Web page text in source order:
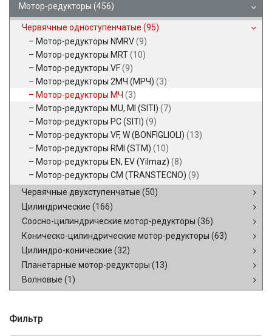
Мотор-редукторы (456)
Червячные одноступенчатые (95)
Мотор-редукторы NMRV(9)
Мотор-редукторы MRT(10)
Мотор-редукторы VF(9)
Мотор-редукторы 2МЧ (МРЧ) (3)
Мотор-редукторы МЧ (3)
Мотор-редукторы MU, MI (SITI) (7)
Мотор-редукторы PC (SITI) (9)
Мотор-редукторы VF, W (BONFIGLIOLI) (13)
Мотор-редукторы RMI (STM) (10)
Мотор-редукторы EN, EV (Yilmaz) (8)
Мотор-редукторы CM (TRANSTECNO) (9)
Червячные двухступенчатые (50)
Цилиндрические (166)
Соосно-цилиндрические мотор-редукторы (36)
Коническо-цилиндрические мотор-редукторы (63)
Цилиндро-конические (32)
Планетарные мотор-редукторы (13)
Волновые (1)
Фильтр